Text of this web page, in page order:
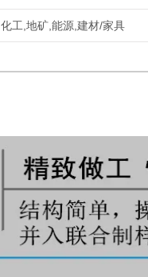
化工,地矿,能源,建材/家具